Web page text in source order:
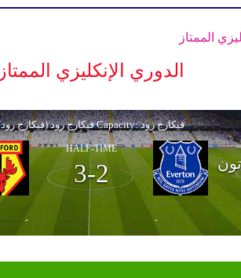
الممتاز
الدوري الإنكليزي الممتاز
فيكارج رود (فيكارج رود) Capacity: فيكارج رود
HALF-TIME
3-2
- -